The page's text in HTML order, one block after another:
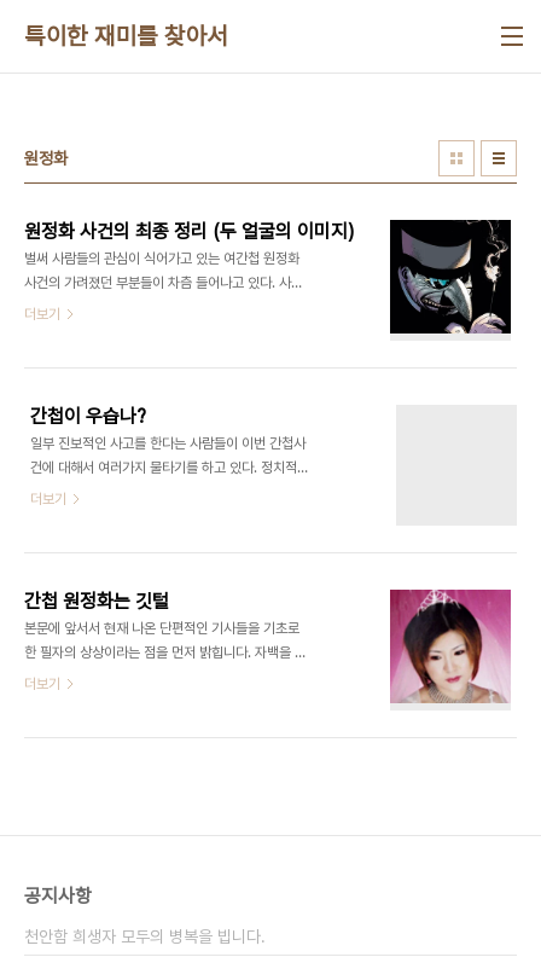
특이한 재미를 찾아서
원정화
원정화 사건의 최종 정리 (두 얼굴의 이미지)
벌써 사람들의 관심이 식어가고 있는 여간첩 원정화
사건의 가려졌던 부분들이 차츰 들어나고 있다. 사건
초기에는 원정화라는 여자가 상당히 소심하고 평범
사람 그도 아니면 무지막지하게 냉혹하고 무서운 사
람이라고들 생각하기 쉽기 때문이지만 겉 모습에서
는 오히려 보통 사람과 다를 바 없이 평범한 모습이어
야 된다는 첩보세계의 기본 룰인 것을 보통 사람들은
잘 모르는 경우가 많다. 이런 악당을 기대했나요? 거
양복으로 맨인블랙(사실 그 인물의 전형은 FBI
잡아서 위압감을..
더보기
간첩이 우습나?
일부 진보적인 사고를 한다는 사람들이 이번 간첩사
건에 대해서 여러가지 물타기를 하고 있다. 정치적으
로 보면 현정권이 궁지에 몰리는 시점에서 국면전환
이유는 통일된 논리를 적용하기 때문인데 이전 경험
에서 그런 논리가 나중에 보면 공작차원에서 나온게
원 출처인 경우가 종종있었기 때문이다. 보위부 소속
이 이상해? 이런 류의 일에 얼마나 관심을 가지고 있
었는지 모르겠지만 보의부 소속이라는게 엉뚱하다는
가 정해진 CIA와 FBI조차도 종종 싸움이 나는데 보
더보기
간첩 원정화는 깃털
본문에 앞서서 현재 나온 단편적인 기사들을 기초로
한 필자의 상상이라는 점을 먼저 밝힙니다. 자백을 받
았음에도 수사결과 발표에는 의문스러운 점들이 많
뢰성이 떨어지기 때문에 최대한 확인을 하려고 하고
수사 발표나 재판중의 증거에서 이를 확인 해버리면
더보기
공지사항
천안함 희생자 모두의 병복을 빕니다.